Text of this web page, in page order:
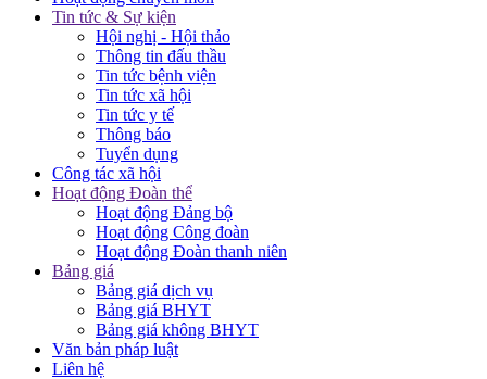
Tin tức & Sự kiện
Hội nghị - Hội thảo
Thông tin đấu thầu
Tin tức bệnh viện
Tin tức xã hội
Tin tức y tế
Thông báo
Tuyển dụng
Công tác xã hội
Hoạt động Đoàn thể
Hoạt động Đảng bộ
Hoạt động Công đoàn
Hoạt động Đoàn thanh niên
Bảng giá
Bảng giá dịch vụ
Bảng giá BHYT
Bảng giá không BHYT
Văn bản pháp luật
Liên hệ